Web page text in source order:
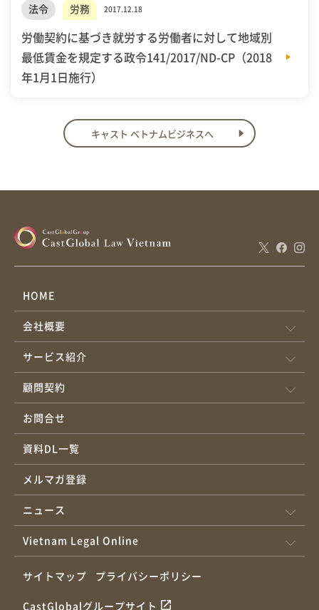
法令 労務 2017.12.18
労働契約に基づき就労する労働者に対して地域別
最低賃金を規定する政令141/2017/ND-CP（2018
年1月1日施行）
キャスト ベトナムビジネスへ
HOME
会社概要
サービス紹介
顧問契約
お問合せ
資料DL一覧
メルマガ登録
ニュース
Vietnam Legal Online
サイトマップ プライバシーポリシー
CastGlobalグループサイト